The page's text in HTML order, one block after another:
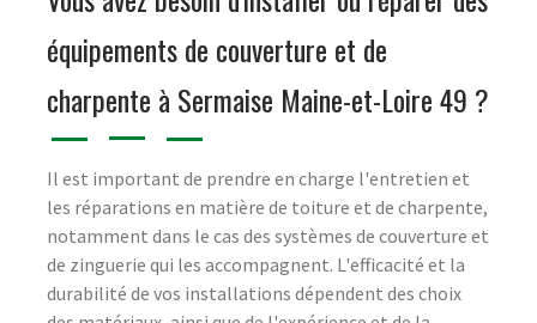
équipements de couverture et de
charpente à Sermaise Maine-et-Loire 49 ?
Il est important de prendre en charge l'entretien et
les réparations en matière de toiture et de charpente,
notamment dans le cas des systèmes de couverture et
de zinguerie qui les accompagnent. L'efficacité et la
durabilité de vos installations dépendent des choix